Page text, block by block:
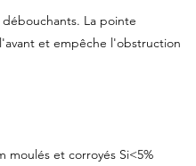
La pointe
et empêche l'obstruction
moulés et corroyés Si<5%